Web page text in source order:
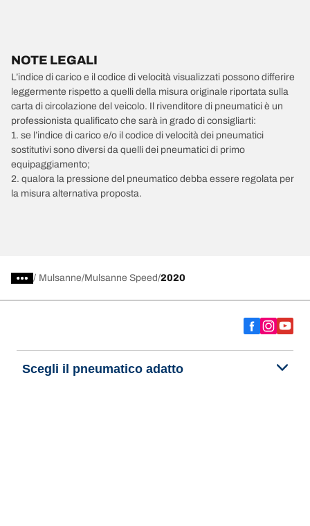
NOTE LEGALI
L’indice di carico e il codice di velocità visualizzati possono differire
leggermente rispetto a quelli della misura originale riportata sulla
carta di circolazione del veicolo. Il rivenditore di pneumatici è un
professionista qualificato che sarà in grado di consigliarti:
1. se l’indice di carico e/o il codice di velocità dei pneumatici
sostitutivi sono diversi da quelli dei pneumatici di primo
equipaggiamento;
2. qualora la pressione del pneumatico debba essere regolata per
la misura alternativa proposta.
/ Mulsanne Mulsanne Speed 2020
Scegli il pneumatico adatto